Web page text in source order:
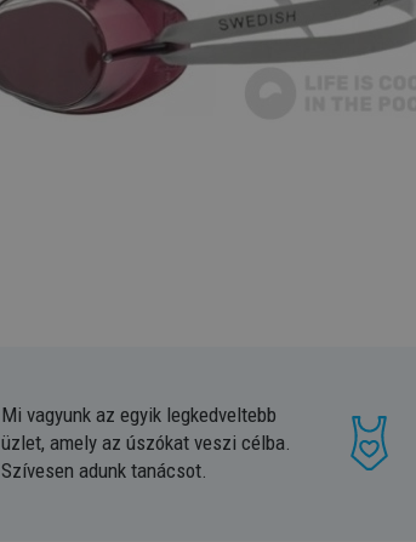
Mi vagyunk az egyik legkedveltebb
üzlet, amely az úszókat veszi célba.
Szívesen adunk tanácsot.